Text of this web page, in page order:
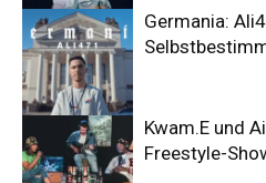
Germania:
Kwam.E und
Freestyle-